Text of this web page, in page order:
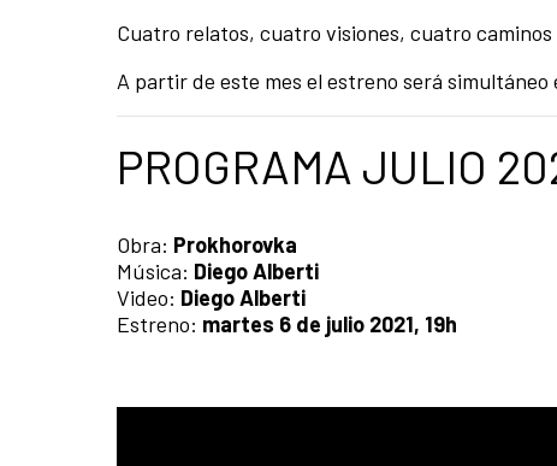
Cuatro relatos, cuatro visiones, cuatro
A partir de este mes el estreno será
PROGRAMA JULIO
Obra: Prokhorovka
Música: Diego Alberti
Video: Diego Alberti
Estreno: martes 6 de julio 2021, 19h